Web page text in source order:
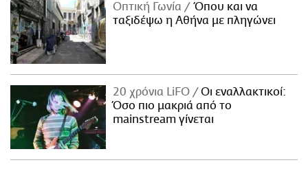
Οπτική Γωνία
Όπου και να
ταξιδέψω η Αθήνα με πληγώνει
20 χρόνια LiFO
Οι εναλλακτικοί:
Όσο πιο μακριά από το
mainstream γίνεται